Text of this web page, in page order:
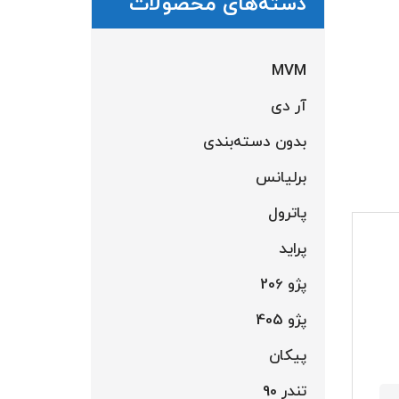
MVM
آر دی
بدون دسته‌بندی
برلیانس
پاترول
پراید
پژو 206
پژو 405
پیکان
تندر 90